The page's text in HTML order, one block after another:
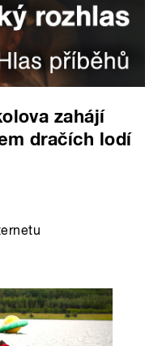
zahájí
dračích lodí